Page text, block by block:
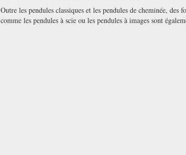
Outre les pendules classiques et les pendules de cheminée, des
comme les pendules à scie ou les pendules à images sont